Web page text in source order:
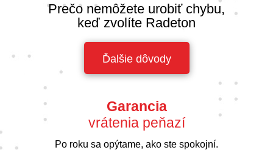
Prečo nemôžete urobiť chybu,
keď zvolíte Radeton
Ďalšie dôvody
Garancia
vrátenia peňazí
Po roku sa opýtame, ako ste spokojní.